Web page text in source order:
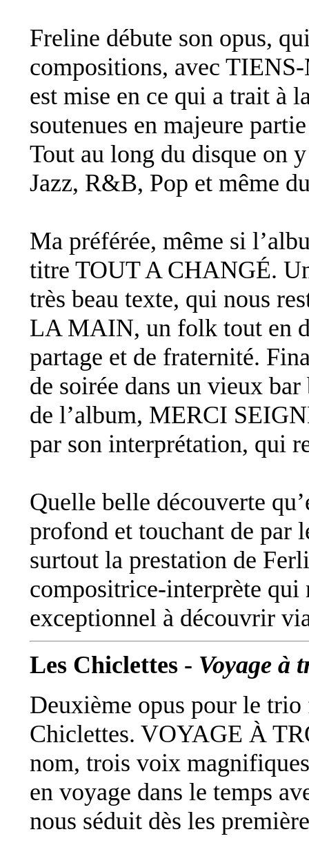
Freline débute son opus,
compositions, avec
est mise en ce qui a trait à
soutenues en majeure
Tout au long du disque on
Jazz, R&B, Pop et même
Ma préférée, même si
titre TOUT A CHANGÉ.
très beau texte, qui nous
LA MAIN, un folk tout en
partage et de fraternité.
de soirée dans un vieux
de l’album, MERCI
par son interprétation, qui
Quelle belle découverte
profond et touchant de par
surtout la prestation de
compositrice-interprète
exceptionnel à découvrir
Les Chiclettes - Voyage à
Deuxième opus pour le
Chiclettes. VOYAGE À
nom, trois voix
en voyage dans le temps
nous séduit dès les